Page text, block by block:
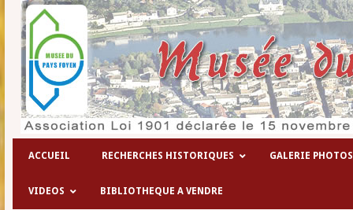
Les hôpitaux temporaires de la 1°
ACCUEIL RECHERCHES HISTORIQUES GALERIE PHOTOS
VIDEOS BIBLIOTHEQUE A VENDRE